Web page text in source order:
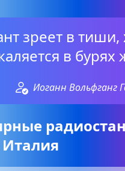
зреет в тиши,
в бурях
Иоганн Вольфганг
Италия